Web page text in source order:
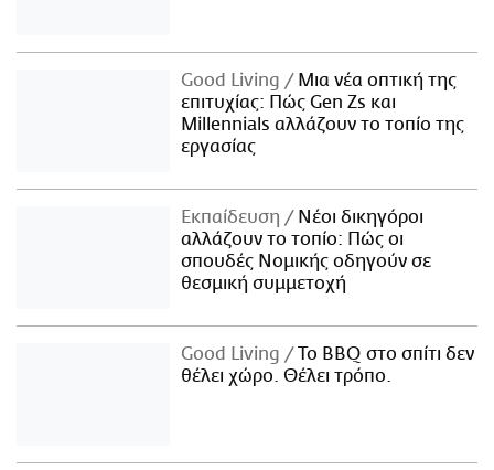
Good Living
Μια νέα οπτική της
επιτυχίας: Πώς Gen Zs και
Millennials αλλάζουν το τοπίο της
εργασίας
Εκπαίδευση
Νέοι δικηγόροι
αλλάζουν το τοπίο: Πώς οι
σπουδές Νομικής οδηγούν σε
θεσμική συμμετοχή
Good Living
Το BBQ στο σπίτι δεν
θέλει χώρο. Θέλει τρόπο.